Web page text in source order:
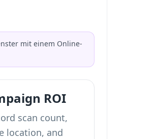
mit einem Online-
ROI
scan count,
location, and